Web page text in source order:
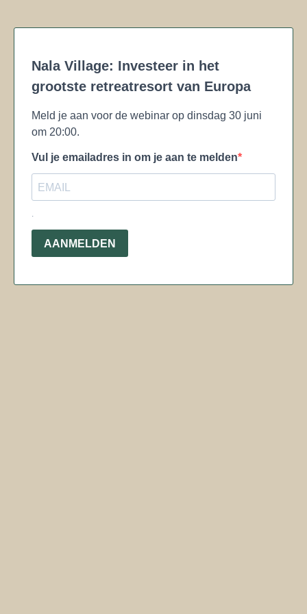
Nala Village: Investeer in het
grootste retreatresort van Europa
Meld je aan voor de webinar op dinsdag 30 juni
om 20:00.
Vul je emailadres in om je aan te melden
.
AANMELDEN